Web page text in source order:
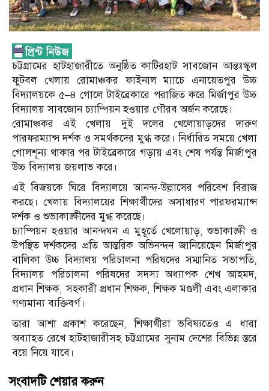
চট্টগ্রামের হাটহাজারীতে অনুষ্ঠিত কাটিরহাট সাবজোন আন্তঃস্কুল
ফুটবল খেলায় রোমাঞ্চকর ফাইনাল ম্যাচে এনায়েতপুর উচ্চ
বিদ্যালয়কে ৫–৪ গোলে টাইব্রেকারে পরাজিত করে মির্জাপুর উচ্চ
বিদ্যালয় সাবজোন চ্যাম্পিয়ন হওয়ার গৌরব অর্জন করেছে।
রোমাঞ্চকর এই খেলায় দুই দলের খেলোয়াড়দের দারুণ
পারফরম্যান্স দর্শক ও সমর্থকদের মুগ্ধ করে। নির্ধারিত সময়ে খেলা
গোলশূন্য থাকার পর টাইব্রেকারে গড়ায় এবং শেষ পর্যন্ত মির্জাপুর
উচ্চ বিদ্যালয় জয়লাভ করে।
এই বিজয়কে ঘিরে বিদ্যালয়ে আনন্দ-উল্লাসের পরিবেশ বিরাজ
করছে। খেলায় বিদ্যালয়ের শিক্ষার্থীদের অসাধারণ পারফরম্যান্স
দর্শক ও শুভাকাঙ্ক্ষীদের মুগ্ধ করেছে।
চ্যাম্পিয়ন হওয়ার আনন্দঘন এ মুহূর্তে খেলোয়াড়, শুভাকাঙ্ক্ষী ও
উপস্থিত দর্শকদের প্রতি আন্তরিক অভিনন্দন জানিয়েছেন মির্জাপুর
বালিকা উচ্চ বিদ্যালয় পরিচালনা পরিষদের সম্মানিত সভাপতি,
বিদ্যালয় পরিচালনা পরিষদের সদস্য অধ্যাপক শেখ আহমদ,
প্রধান শিক্ষক, সহকারী প্রধান শিক্ষক, শিক্ষক মণ্ডলী এবং এলাকার
গণ্যমান্য ব্যক্তিবর্গ।
তারা আশা প্রকাশ করেছেন, শিক্ষার্থীরা ভবিষ্যতেও এ ধারা
অব্যাহত রেখে হাটহাজারীসহ চট্টগ্রামের সুনাম দেশের বিভিন্ন স্তরে
বয়ে নিয়ে যাবে।
সংবাদটি শেয়ার করুন